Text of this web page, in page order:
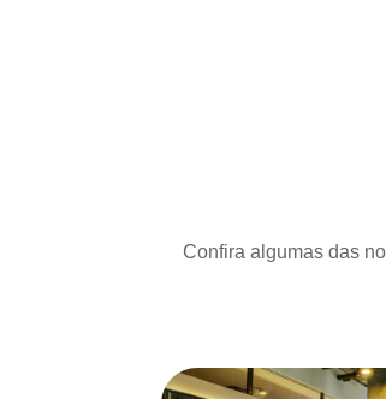
Confira algumas das